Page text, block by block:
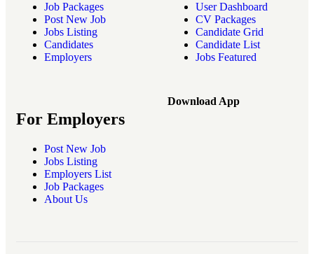
Job Packages
Post New Job
Jobs Listing
Candidates
Employers
User Dashboard
CV Packages
Candidate Grid
Candidate List
Jobs Featured
For Employers
Post New Job
Jobs Listing
Employers List
Job Packages
About Us
Download App